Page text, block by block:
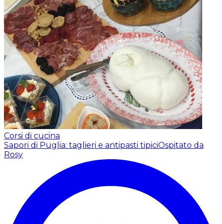
Corsi di cucina
Sapori di Puglia: taglieri e antipasti tipiciOspitato da
Rosy